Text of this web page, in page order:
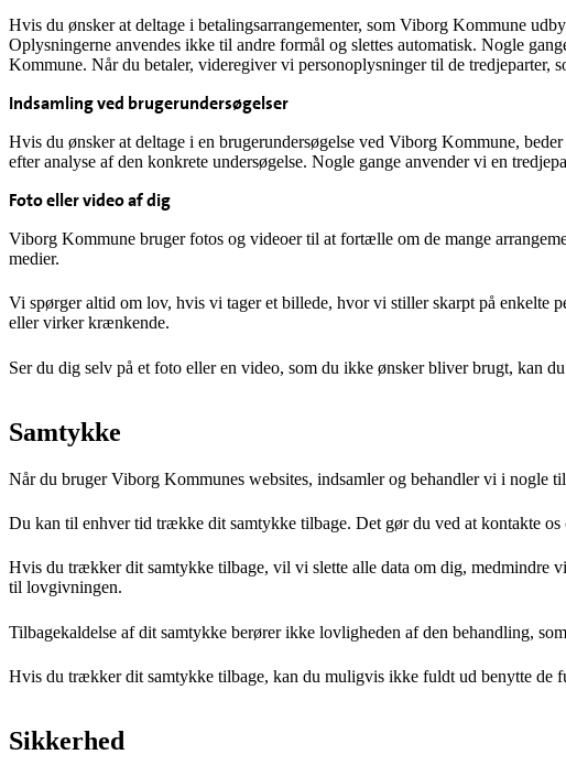
Hvis du ønsker at deltage i betalingsarrangementer, som Viborg Kommune
Oplysningerne anvendes ikke til andre formål og slettes automatisk. Nogle
Kommune. Når du betaler, videregiver vi personoplysninger til de tredjeparter,
Indsamling ved brugerundersøgelser
Hvis du ønsker at deltage i en brugerundersøgelse ved Viborg Kommune,
efter analyse af den konkrete undersøgelse. Nogle gange anvender vi en
Foto eller video af dig
Viborg Kommune bruger fotos og videoer til at fortælle om de mange
medier.
Vi spørger altid om lov, hvis vi tager et billede, hvor vi stiller skarpt på enkelte
eller virker krænkende.
Ser du dig selv på et foto eller en video, som du ikke ønsker bliver brugt, kan
Samtykke
Når du bruger Viborg Kommunes websites, indsamler og behandler vi i nogle
Du kan til enhver tid trække dit samtykke tilbage. Det gør du ved at kontakte os
Hvis du trækker dit samtykke tilbage, vil vi slette alle data om dig, medmindre
til lovgivningen.
Tilbagekaldelse af dit samtykke berører ikke lovligheden af den behandling,
Hvis du trækker dit samtykke tilbage, kan du muligvis ikke fuldt ud benytte de
Sikkerhed